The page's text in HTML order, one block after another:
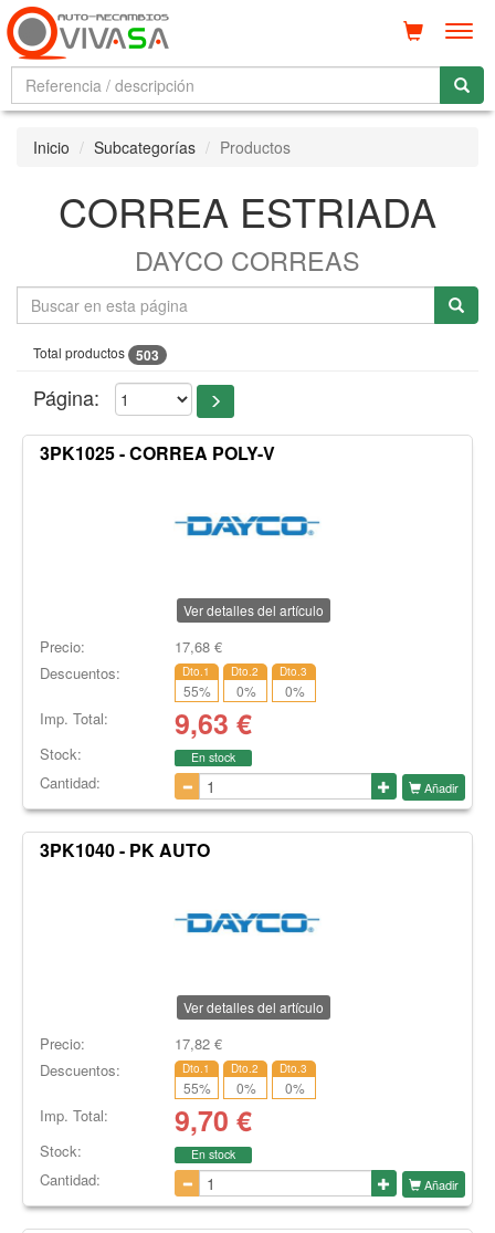
Inicio Subcategorías Productos
CORREA ESTRIADA
DAYCO CORREAS
Total productos 503
Página:
3PK1025 - CORREA POLY-V
Ver detalles del artículo
Precio: 17,68€
Descuentos:
Dto.1
55%
Dto.2
0%
Dto.3
0%
Imp. Total: 9,63 €
Stock: En stock
Cantidad: Añadir
3PK1040 - PK AUTO
Ver detalles del artículo
Precio: 17,82€
Descuentos:
Dto.1
55%
Dto.2
0%
Dto.3
0%
Imp. Total: 9,70 €
Stock: En stock
Cantidad: Añadir